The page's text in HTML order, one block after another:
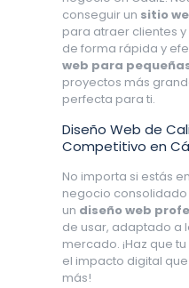
conseguir un sitio
para atraer clientes
de forma rápida y
web para
proyectos más
perfecta para ti.
Diseño Web de
Competitivo en
No importa si estás
negocio
un diseño web
de usar, adaptado a
mercado. ¡Haz que
el impacto digital
más!